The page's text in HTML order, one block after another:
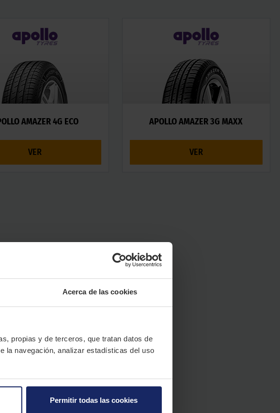
Acerca de las cookies
propias y de terceros, que tratan datos de
la navegación, analizar estadísticas del uso
Permitir todas las cookies
AMAZER 4G ECO
VER
APOLLO AMAZER 3G MAXX
VER